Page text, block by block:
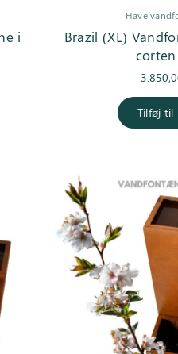
i
Have
Brazil (XL)
Tilføj til